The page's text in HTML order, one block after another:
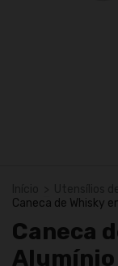
Caneca de Whisky
Caneca